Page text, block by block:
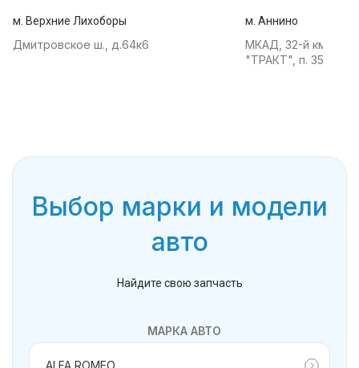
м. Верхние Лихоборы
Дмитровское ш., д.64к6
м. Аннино
МКАД, 32-й км, АТК
"ТРАКТ", п. 35
Выбор марки и модели
авто
Найдите свою запчасть
МАРКА АВТО